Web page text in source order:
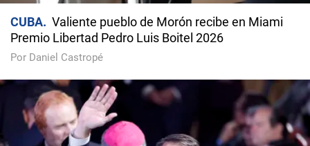
CUBA
Valiente pueblo de Morón recibe en Miami
Premio Libertad Pedro Luis Boitel 2026
Por Daniel Castropé